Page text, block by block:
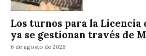
Los turnos para la Licencia
ya se gestionan través de
6 de agosto de 2026